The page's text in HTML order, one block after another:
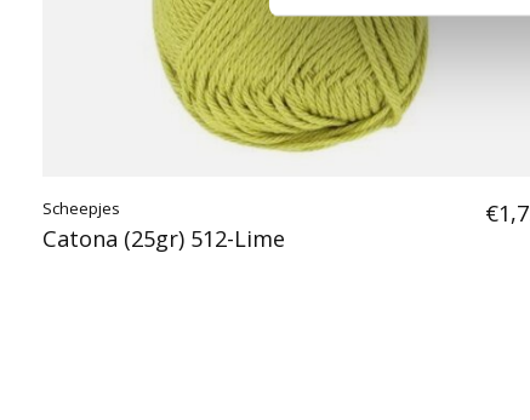
Scheepjes
Catona (25gr) 512-Lime